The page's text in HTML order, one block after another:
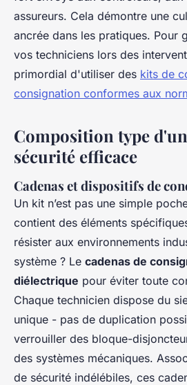
assureurs. Cela démontre une
ancrée dans les pratiques. Pour
vos techniciens lors des
primordial d'utiliser des kits de
consignation conformes aux
Composition type
sécurité efficace
Cadenas et dispositifs de
Un kit n’est pas une simple
contient des éléments
résister aux environnements
système ? Le cadenas de
diélectrique pour éviter toute
Chaque technicien dispose du
unique - pas de duplication
verrouiller des bloque-
des systèmes mécaniques.
de sécurité indélébiles, ces